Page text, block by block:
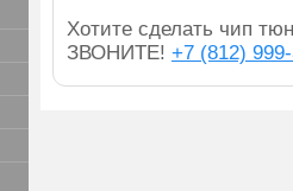
Хотите сделать чип
ЗВОНИТЕ! +7 (812)